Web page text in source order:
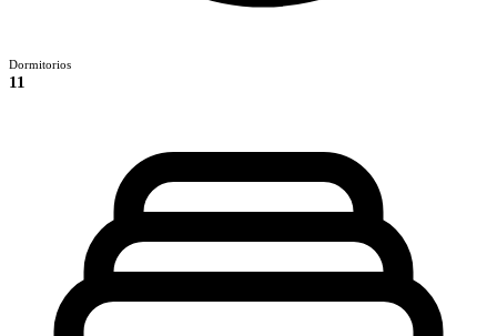
Dormitorios
11